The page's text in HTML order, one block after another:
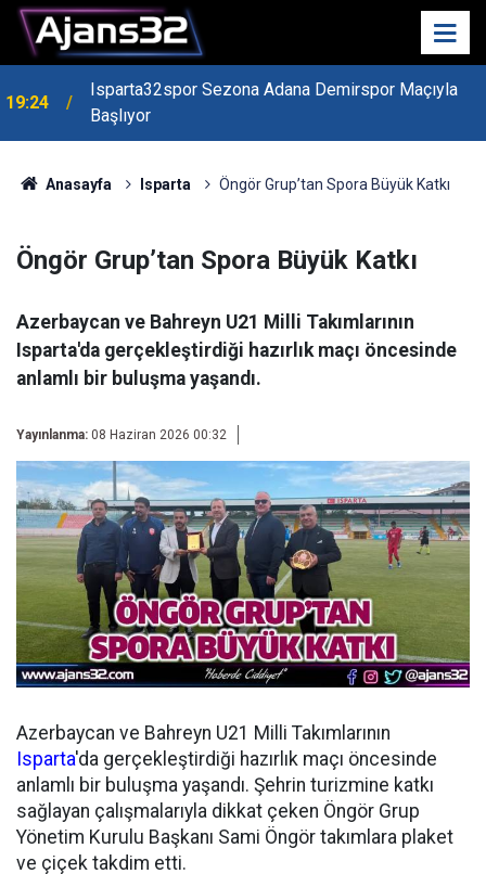
19:24
Isparta32spor Sezona Adana Demirspor Maçıyla
Başlıyor
Isparta Kredi Batağında
Anasayfa Isparta Öngör Grup’tan Spora Büyük Katkı
Öngör Grup’tan Spora Büyük Katkı
Azerbaycan ve Bahreyn U21 Milli Takımlarının
Isparta'da gerçekleştirdiği hazırlık maçı öncesinde
anlamlı bir buluşma yaşandı.
Yayınlanma: 08 Haziran 2026 00:32
Azerbaycan ve Bahreyn U21 Milli Takımlarının
Isparta'da gerçekleştirdiği hazırlık maçı öncesinde
anlamlı bir buluşma yaşandı. Şehrin turizmine katkı
sağlayan çalışmalarıyla dikkat çeken Öngör Grup
Yönetim Kurulu Başkanı Sami Öngör takımlara plaket
ve çiçek takdim etti.